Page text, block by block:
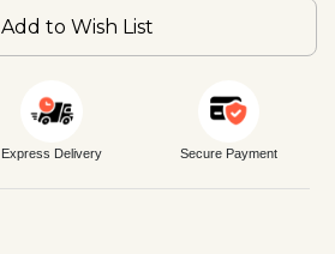
Add to Wish List
Express Delivery Secure Payment